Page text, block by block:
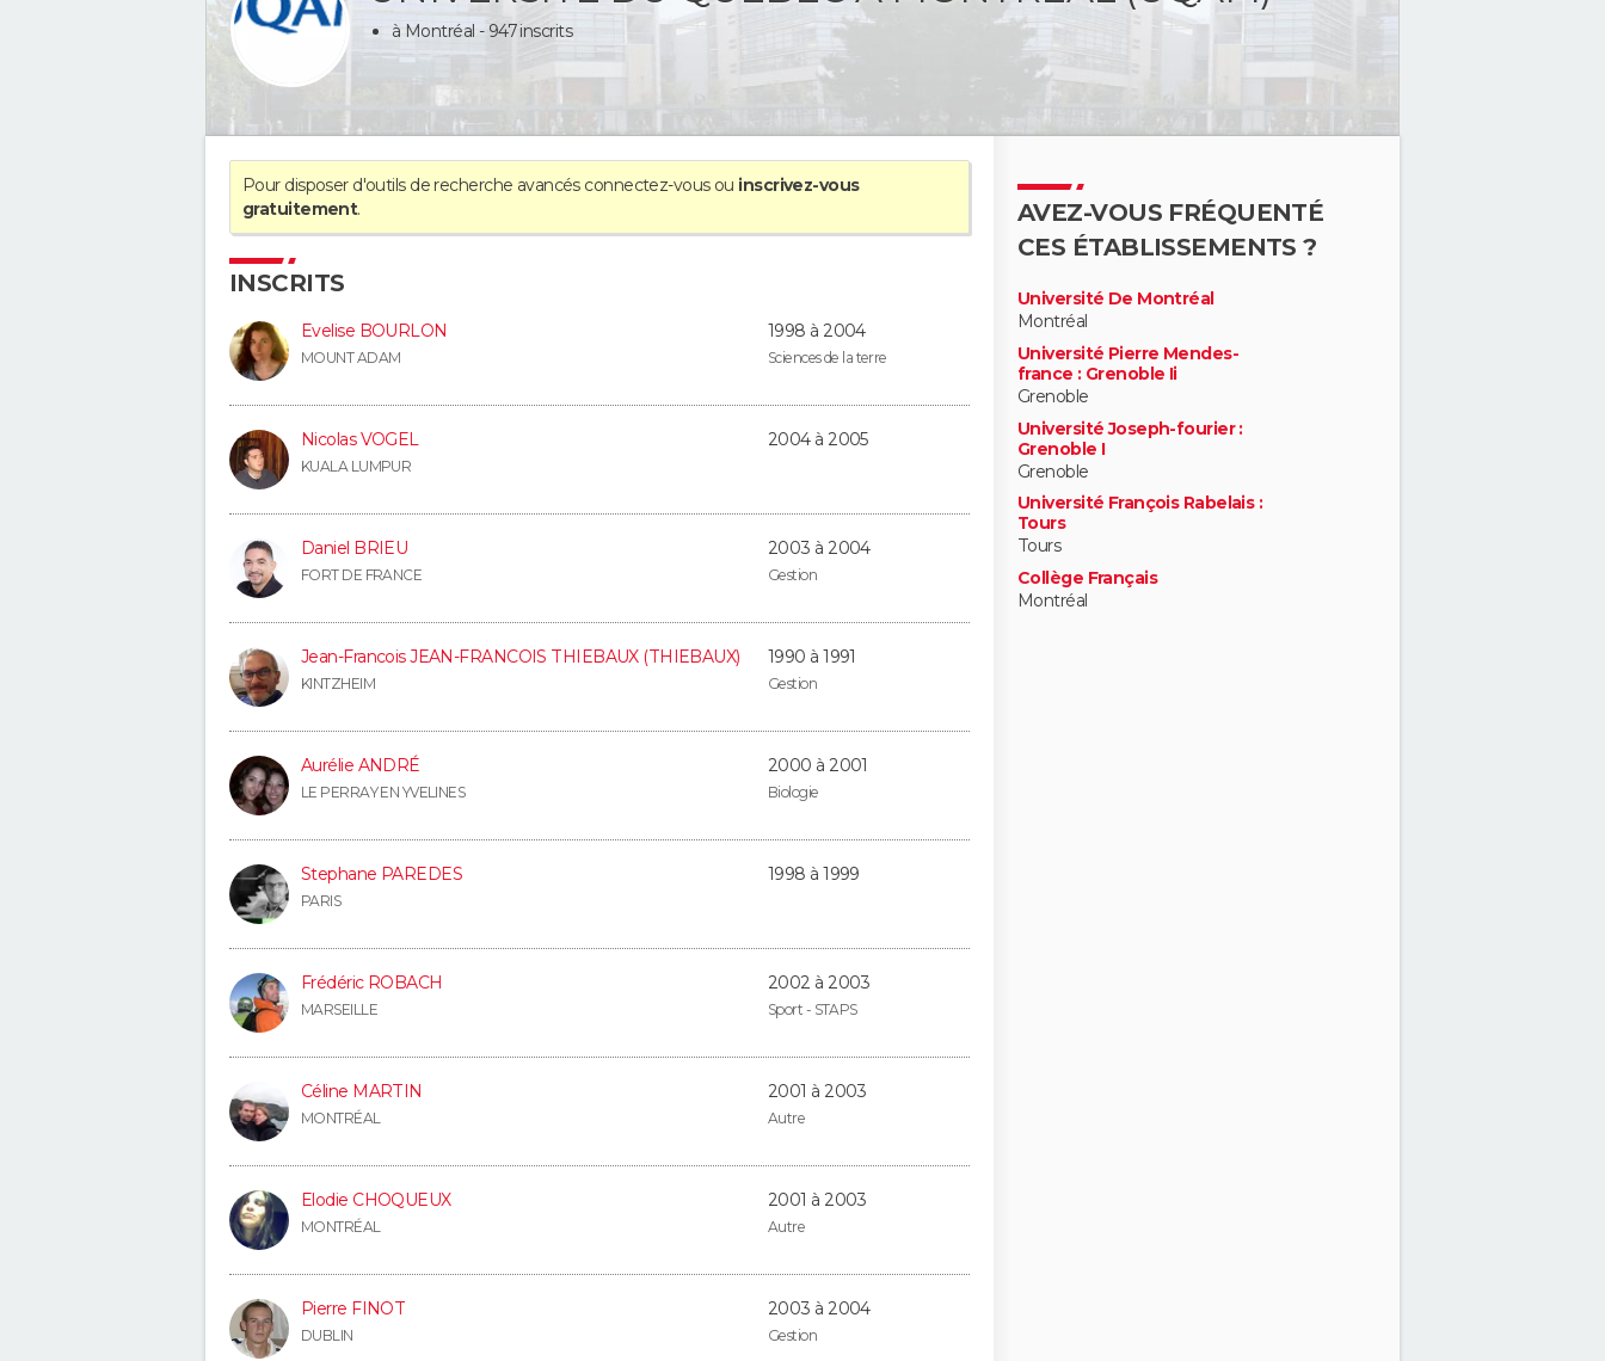
à Montréal - 947 inscrits
Pour disposer d'outils de recherche avancés connectez-vousou inscrivez-vous
gratuitement.
INSCRITS
Evelise BOURLON
MOUNT ADAM
1998 à 2004
Sciences de la terre
Nicolas VOGEL
KUALA LUMPUR
2004 à 2005
Daniel BRIEU
FORT DE FRANCE
2003 à 2004
Gestion
Jean-Francois JEAN-FRANCOIS THIEBAUX (THIEBAUX)
KINTZHEIM
1990 à 1991
Gestion
Aurélie ANDRÉ
LE PERRAY EN YVELINES
2000 à 2001
Biologie
Stephane PAREDES
PARIS
1998 à 1999
Frédéric ROBACH
MARSEILLE
2002 à 2003
Sport - STAPS
Céline MARTIN
MONTRÉAL
2001 à 2003
Autre
Elodie CHOQUEUX
MONTRÉAL
2001 à 2003
Autre
Pierre FINOT
DUBLIN
2003 à 2004
Gestion
AVEZ-VOUS FRÉQUENTÉ
CES ÉTABLISSEMENTS ?
Université De Montréal
Montréal
Université Pierre Mendes-
france : Grenoble Ii
Grenoble
Université Joseph-fourier :
Grenoble I
Grenoble
Université François Rabelais :
Tours
Tours
Collège Français
Montréal